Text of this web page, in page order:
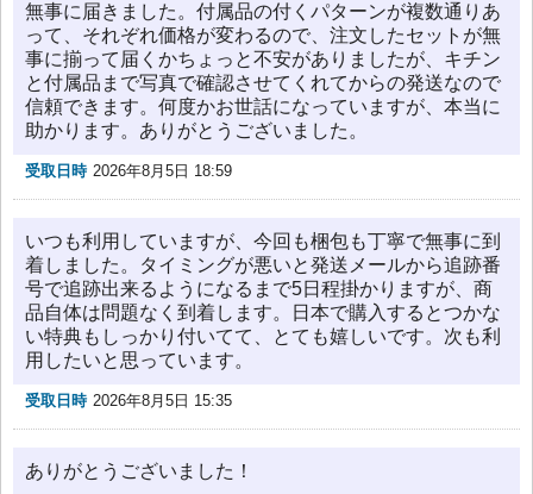
無事に届きました。付属品の付くパターンが複数通りあ
って、それぞれ価格が変わるので、注文したセットが無
事に揃って届くかちょっと不安がありましたが、キチン
と付属品まで写真で確認させてくれてからの発送なので
信頼できます。何度かお世話になっていますが、本当に
助かります。ありがとうございました。
受取日時 2026年8月5日 18:59
いつも利用していますが、今回も梱包も丁寧で無事に到
着しました。タイミングが悪いと発送メールから追跡番
号で追跡出来るようになるまで5日程掛かりますが、商
品自体は問題なく到着します。日本で購入するとつかな
い特典もしっかり付いてて、とても嬉しいです。次も利
用したいと思っています。
受取日時 2026年8月5日 15:35
ありがとうございました！